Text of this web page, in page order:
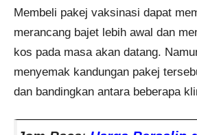
Membeli pakej vaksinasi dapat
merancang bajet lebih awal dan
kos pada masa akan datang.
menyemak kandungan pakej
dan bandingkan antara beberapa